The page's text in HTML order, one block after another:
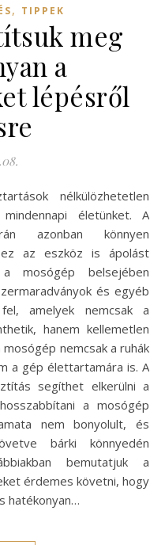
, TIPPEK
meg
a
lépésről
életünket. A
azonban könnyen
az eszköz is ápolást
mosógép belsejében
és egyéb
fel, amelyek nemcsak a
hanem kellemetlen
nemcsak a ruhák
a gép élettartamára is. A
segíthet elkerülni a
a mosógép
nem bonyolult, és
bárki könnyedén
bemutatjuk a
érdemes követni, hogy
hatékonyan…